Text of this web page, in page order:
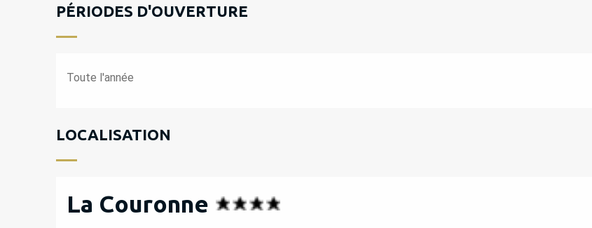
PÉRIODES D'OUVERTURE
Toute l'année
LOCALISATION
La Couronne